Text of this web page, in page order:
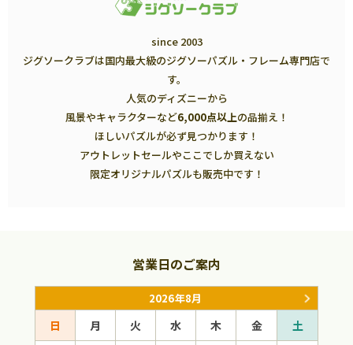
since 2003
ジグソークラブは国内最大級のジグソーパズル・フレーム専門店で
す。
人気のディズニーから
風景やキャラクターなど6,000点以上の品揃え！
ほしいパズルが必ず見つかります！
アウトレットセールやここでしか買えない
限定オリジナルパズルも販売中です！
営業日のご案内
2026年8月
日 月 火 水 木 金
土